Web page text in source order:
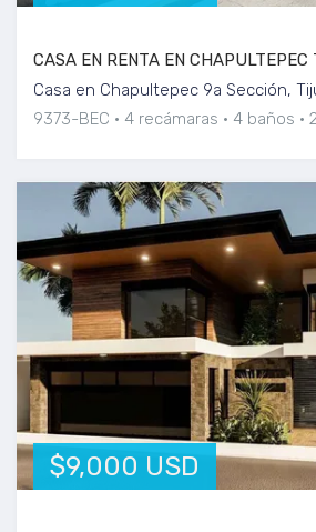
CASA EN RENTA EN
Casa en Chapultepec 9a Sección,
9373-BEC
4 recámaras 4 baños
$9,000 USD